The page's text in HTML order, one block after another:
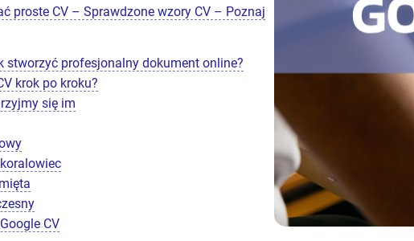
proste CV – Sprawdzone wzory CV – Poznaj
stworzyć profesjonalny dokument online?
krok po kroku?
się im
CV